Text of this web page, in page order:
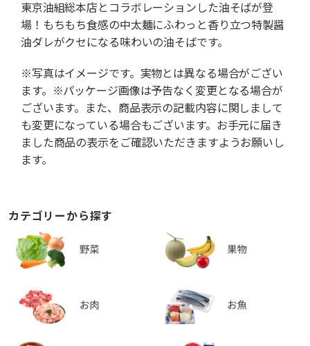
東京油組総本店とコラボレーションした油そばが登
場！もちもち食感の中太麺にふわっと香り立つ特製醤
油ダレがクセになる味わいの油そばです。
※写真はイメージです。実物とは異なる場合がござい
ます。※パッケージ画像は予告なく変更となる場合が
ございます。また、商品表示の記載内容に関しまして
も変更になっている場合もございます。お手元に届き
ました商品の表示をご確認いただきますようお願いし
ます。
カテゴリーから探す